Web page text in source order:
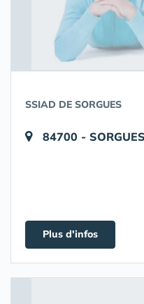
SSIAD DE SORGUES
84700 - SORGUES
Plus d'infos